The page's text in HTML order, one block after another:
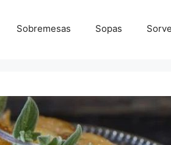
Sobremesas Sopas